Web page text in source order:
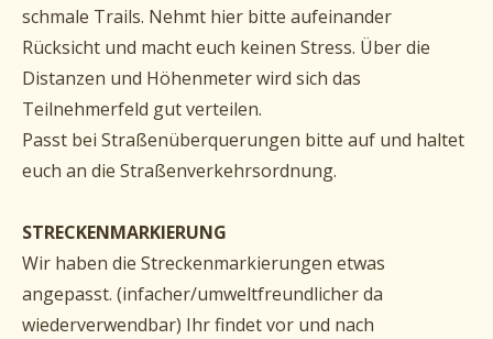
schmale Trails. Nehmt hier bitte aufeinander
Rücksicht und macht euch keinen Stress. Über die
Distanzen und Höhenmeter wird sich das
Teilnehmerfeld gut verteilen.
Passt bei Straßenüberquerungen bitte auf und haltet
euch an die Straßenverkehrsordnung.
STRECKENMARKIERUNG
Wir haben die Streckenmarkierungen etwas
angepasst. (infacher/umweltfreundlicher da
wiederverwendbar) Ihr findet vor und nach